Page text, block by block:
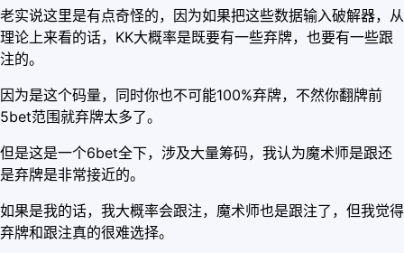
老实说这里是有点奇怪的，因为如果把这些数据输入破解器，从
理论上来看的话，KK大概率是既要有一些弃牌，也要有一些跟
注的。
因为是这个码量，同时你也不可能100%弃牌，不然你翻牌前
5bet范围就弃牌太多了。
但是这是一个6bet全下，涉及大量筹码，我认为魔术师是跟还
是弃牌是非常接近的。
如果是我的话，我大概率会跟注，魔术师也是跟注了，但我觉得
弃牌和跟注真的很难选择。